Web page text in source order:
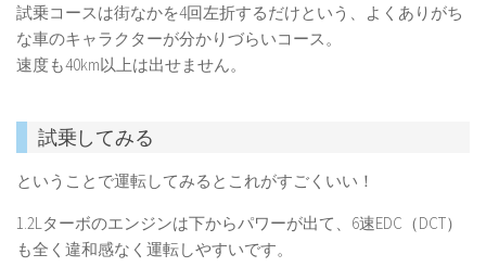
試乗コースは街なかを4回左折するだけという、よくありがち
な車のキャラクターが分かりづらいコース。
速度も40km以上は出せません。
試乗してみる
ということで運転してみるとこれがすごくいい！
1.2Lターボのエンジンは下からパワーが出て、6速EDC（DCT）
も全く違和感なく運転しやすいです。